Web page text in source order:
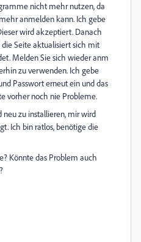
nicht mehr nutzen, da
anmelden kann. Ich gebe
wird akzeptiert. Danach
Seite aktualisiert sich mit
Melden Sie sich wieder anm
zu verwenden. Ich gebe
Passwort erneut ein und das
vorher noch nie Probleme.
neu zu installieren, mir wird
Ich bin ratlos, benötige die
Könnte das Problem auch